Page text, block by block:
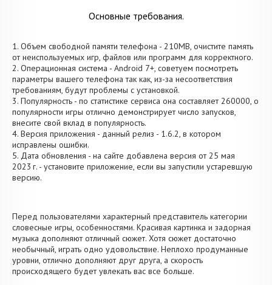
Основные требования.
1. Объем свободной памяти телефона - 210MB, очистите память
от неиспользуемых игр, файлов или программ для корректного.
2. Операционная система - Android 7+, советуем посмотреть
параметры вашего телефона так как, из-за несоответствия
требованиям, будут проблемы с установкой.
3. Популярность - по статистике сервиса она составляет 260000, о
популярности игры отлично демонстрирует число запусков,
внесите свой вклад в популярность.
4. Версия приложения - данный релиз - 1.6.2, в котором
исправлены ошибки.
5. Дата обновления - на сайте добавлена версия от 25 мая
2023 г. - установите приложение, если вы запустили устаревшую
версию.
Перед пользователями характерный представитель категории
словесные игры, особенностями. Красивая картинка и задорная
музыка дополняют отличный сюжет. Хотя сюжет достаточно
необычный, играть одно удовольствие. Неплохо продуманные
уровни, отлично дополняют друг друга, а скорость
происходящего будет увлекать вас все больше.